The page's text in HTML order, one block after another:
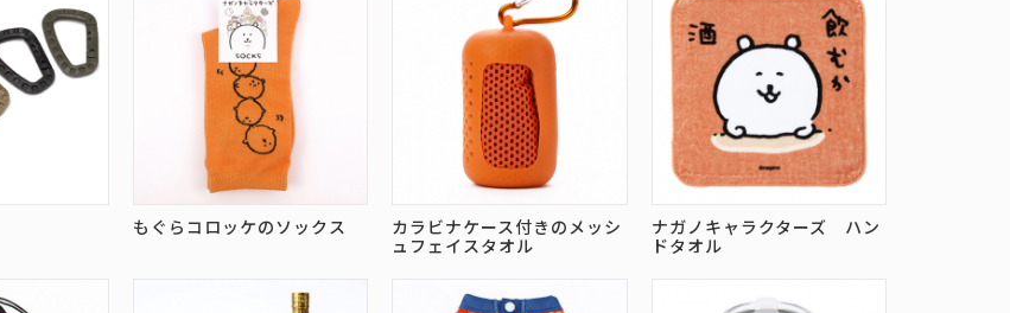
もぐらコロッケのソックス
カラビナケース付きのメッシ
ュフェイスタオル
ナガノキャラクターズ ハン
ドタオル